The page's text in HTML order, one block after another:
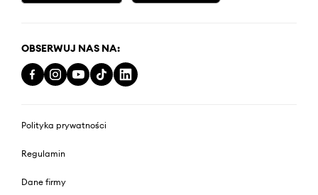
OBSERWUJ NAS NA:
Polityka prywatności
Regulamin
Dane firmy